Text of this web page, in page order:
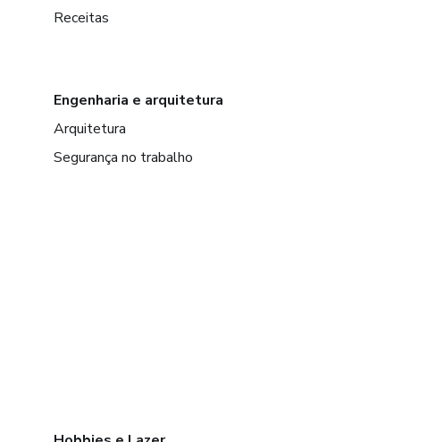
Receitas
Engenharia e arquitetura
Arquitetura
Segurança no trabalho